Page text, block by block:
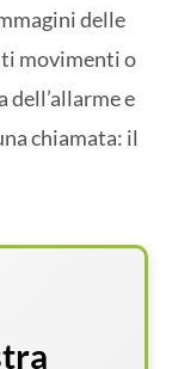
delle
movimenti o
e
chiamata: il